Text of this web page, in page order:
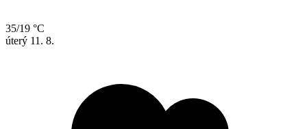
35/19 °C
úterý 11. 8.